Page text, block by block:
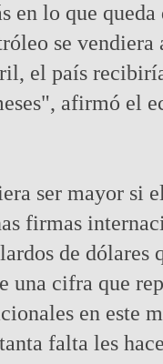
en lo que
se
el país
afirmó el
ser mayor si
firmas
de
una cifra que
en este
falta les